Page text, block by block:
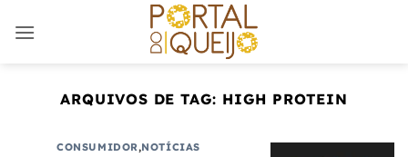
ARQUIVOS DE TAG: HIGH PROTEIN
CONSUMIDOR,NOTÍCIAS